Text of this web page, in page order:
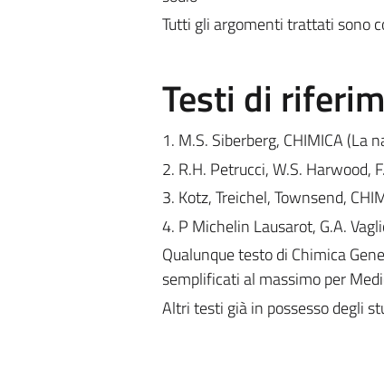
Tutti gli argomenti trattati sono
Testi di
1. M.S. Siberberg, CHIMICA
2. R.H. Petrucci, W.S. Harwood,
3. Kotz, Treichel, Townsend,
4. P Michelin Lausarot, G.A.
Qualunque testo di Chimica
semplificati al massimo per
Altri testi già in possesso degli